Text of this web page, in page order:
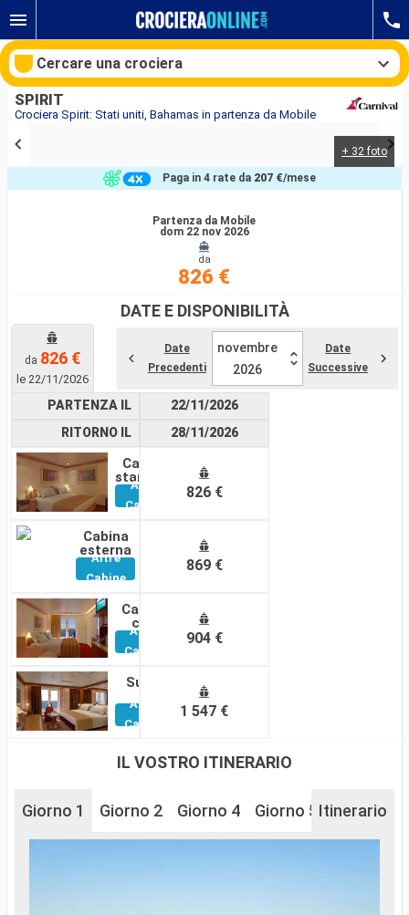
Crociera Spirit: Stati uniti, Bahamas in partenza da Mobile
SPIRIT
+ 32 foto
Partenza da Mobile
dom 22 nov 2026
da
826 €
Paga in 4 rate da207 €/mese
DATE E DISPONIBILITÀ
da 826 €
le 22/11/2026
Date
Precedenti
novembre
2026
Date
Successive
PARTENZA IL
RITORNO IL
Cabina
standard
Altre
Cabine
Cabina
esterna
Altre
Cabine
Cabina
con
balcone
Altre
Cabine
Suite
Altre
Cabine
22/11/2026
28/11/2026
826 €
869 €
904 €
1 547 €
IL VOSTRO ITINERARIO
Giorno 1 Giorno 2 Giorno 4 Giorno 5 Giorno 6
Itinerario
Cercare una crociera
Le nostre destinazioni